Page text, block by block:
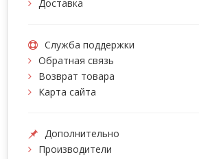
Доставка
Служба поддержки
Обратная связь
Возврат товара
Карта сайта
Дополнительно
Производители